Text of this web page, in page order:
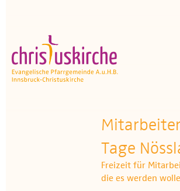
Unser Angebot
OEZ
Medien
Tage
Freizeit für
die es werden